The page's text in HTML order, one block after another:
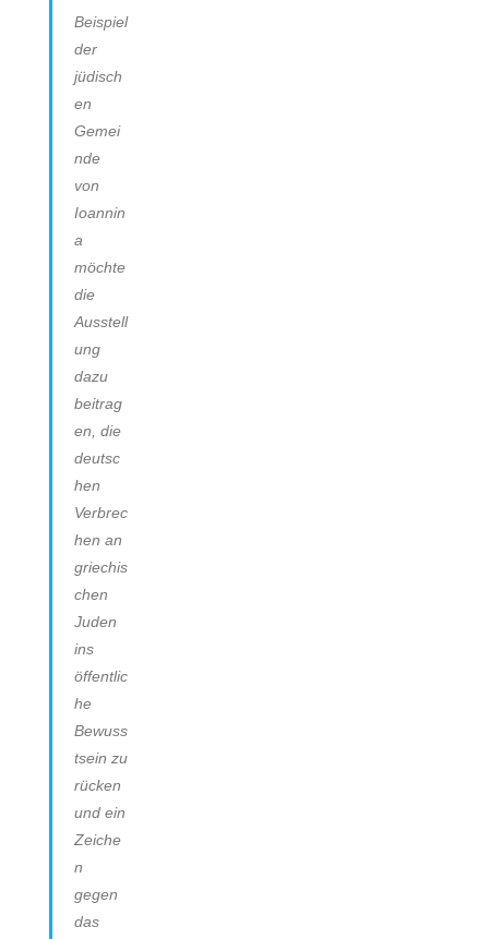
Beispiel
der
jüdisch
en
Gemei
nde
von
Ioannin
a
möchte
die
Ausstell
ung
dazu
beitrag
en, die
deutsc
hen
Verbrec
hen an
griechis
chen
Juden
ins
öffentlic
he
Bewuss
tsein zu
rücken
und ein
Zeiche
n
gegen
das